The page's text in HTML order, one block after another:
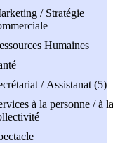
/ Stratégie
Humaines
/ Assistanat (5)
à la personne / à la